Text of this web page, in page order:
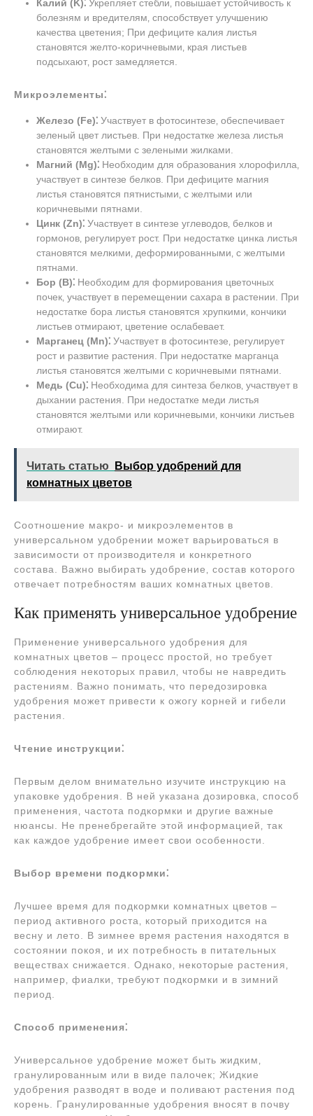
Калий (K)⁚ Укрепляет стебли‚ повышает устойчивость к
болезням и вредителям‚ способствует улучшению
качества цветения; При дефиците калия листья
становятся желто-коричневыми‚ края листьев
подсыхают‚ рост замедляется.
Микроэлементы⁚
Железо (Fe)⁚ Участвует в фотосинтезе‚ обеспечивает
зеленый цвет листьев. При недостатке железа листья
становятся желтыми с зелеными жилками.
Магний (Mg)⁚ Необходим для образования хлорофилла‚
участвует в синтезе белков. При дефиците магния
листья становятся пятнистыми‚ с желтыми или
коричневыми пятнами.
Цинк (Zn)⁚ Участвует в синтезе углеводов‚ белков и
гормонов‚ регулирует рост. При недостатке цинка листья
становятся мелкими‚ деформированными‚ с желтыми
пятнами.
Бор (B)⁚ Необходим для формирования цветочных
почек‚ участвует в перемещении сахара в растении. При
недостатке бора листья становятся хрупкими‚ кончики
листьев отмирают‚ цветение ослабевает.
Марганец (Mn)⁚ Участвует в фотосинтезе‚ регулирует
рост и развитие растения. При недостатке марганца
листья становятся желтыми с коричневыми пятнами.
Медь (Cu)⁚ Необходима для синтеза белков‚ участвует в
дыхании растения. При недостатке меди листья
становятся желтыми или коричневыми‚ кончики листьев
отмирают.
Читать статью
Выбор удобрений для
комнатных цветов
Соотношение макро- и микроэлементов в
универсальном удобрении может варьироваться в
зависимости от производителя и конкретного
состава. Важно выбирать удобрение‚ состав которого
отвечает потребностям ваших комнатных цветов.
Как применять универсальное удобрение
Применение универсального удобрения для
комнатных цветов – процесс простой‚ но требует
соблюдения некоторых правил‚ чтобы не навредить
растениям. Важно понимать‚ что передозировка
удобрения может привести к ожогу корней и гибели
растения.
Чтение инструкции⁚
Первым делом внимательно изучите инструкцию на
упаковке удобрения. В ней указана дозировка‚ способ
применения‚ частота подкормки и другие важные
нюансы. Не пренебрегайте этой информацией‚ так
как каждое удобрение имеет свои особенности.
Выбор времени подкормки⁚
Лучшее время для подкормки комнатных цветов –
период активного роста‚ который приходится на
весну и лето. В зимнее время растения находятся в
состоянии покоя‚ и их потребность в питательных
веществах снижается. Однако‚ некоторые растения‚
например‚ фиалки‚ требуют подкормки и в зимний
период.
Способ применения⁚
Универсальное удобрение может быть жидким‚
гранулированным или в виде палочек; Жидкие
удобрения разводят в воде и поливают растения под
корень. Гранулированные удобрения вносят в почву